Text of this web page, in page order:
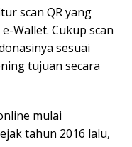
scan QR yang
Wallet. Cukup scan
sesuai
tujuan secara
mulai
tahun 2016 lalu,